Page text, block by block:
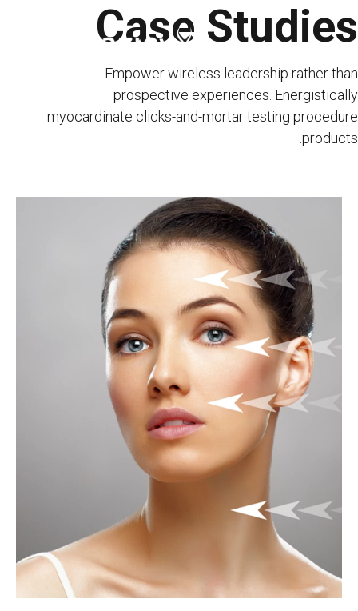
to
content
الرئيسية
العلاجات والخدمات
الخدمات
المؤسسات الصحية المتعاقد معها
اتصل بنا
العربية
Türkçe
(
Français الفرنسية)
Deutsch
(الألمانية
Italiano
فارسی الفارسية
Case Studies
Empower wireless leadership rather than
prospective experiences. Energistically
myocardinate clicks-and-mortar testing procedure
products.